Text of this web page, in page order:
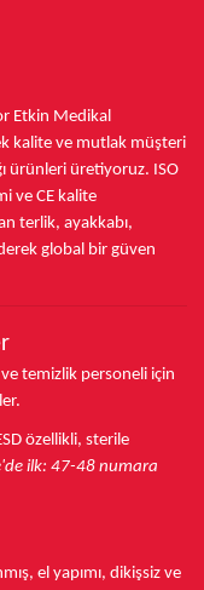
Etkin Medikal
kalite ve mutlak müşteri
ürünleri üretiyoruz. ISO
ve CE kalite
terlik, ayakkabı,
global bir güven
temizlik personeli için
özellikli, sterile
ilk: 47-48 numara
el yapımı, dikişsiz ve